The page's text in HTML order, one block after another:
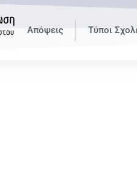
Απόψεις Τύποι